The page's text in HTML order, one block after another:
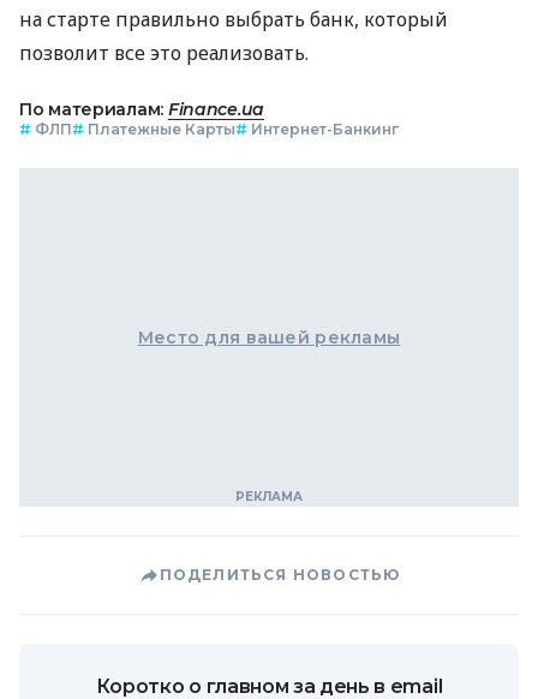
на старте правильно выбрать банк, который
позволит все это реализовать.
По материалам: Finance.ua
# ФЛП# Платежные Карты# Интернет-Банкинг
Место для вашей рекламы
ПОДЕЛИТЬСЯ НОВОСТЬЮ
Коротко о главном за день в email